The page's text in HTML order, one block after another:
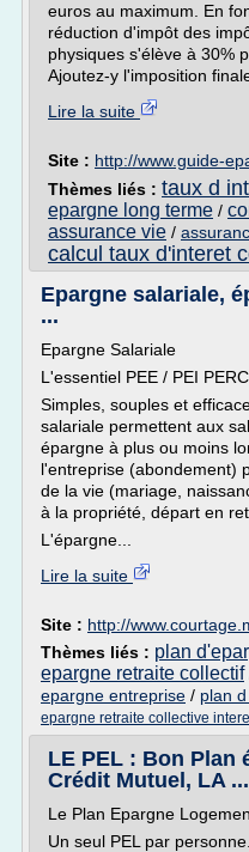
euros au maximum. En
réduction d'impôt des
physiques s'élève à 30%
Ajoutez-y l'imposition
Lire la suite
Site : http://www.guide-
Thèmes liés : taux d
epargne long terme /
assurance vie /
calcul taux d'interet
Epargne salariale,
...
Epargne Salariale
L'essentiel PEE / PEI
Simples, souples et
salariale permettent aux
épargne à plus ou moins
l'entreprise (abondement)
de la vie (mariage,
à la propriété, départ en
L'épargne...
Lire la suite
Site : http://
Thèmes liés : plan
epargne retraite collectif
epargne entreprise / plan
epargne retraite collective
LE PEL : Bon Plan
Crédit Mutuel, LA ...
Le Plan Epargne
Un seul PEL par